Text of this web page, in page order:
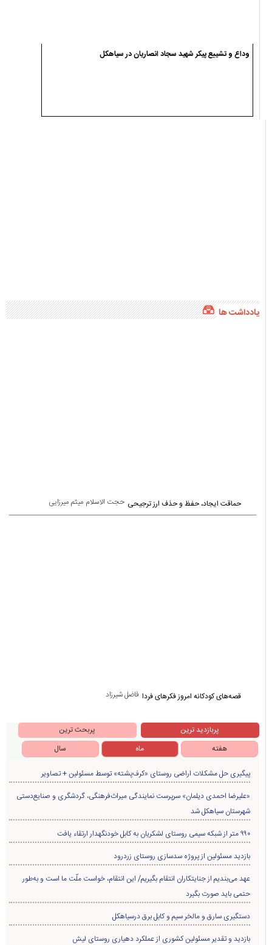
وداع و تشییع پیکر شهید سجاد انصاریان در سیاهکل
یادداشت ها
حجت الاسلام میثم میرزایی حماقت ایجاد، حفظ و حذف ارز ترجیحی
فاضل شیرزاد قصه‌های کودکانه امروز فکرهای فردا
پربازدید ترین
پربحث ترین
هفته
ماه سال
پیگیری حل مشکلات اراضی روستای «کرف‌پشته» توسط مسئولین + تصاویر
«علیرضا احمدی دیلمان» سرپرست نمایندگی میراث‌فرهنگی، گردشگری و صنایع‌دستی
شهرستان سیاهکل شد
۹۹۰ متر از شبکه سیمی روستای لشکریان به کابل خودنگهدار ارتقاء یافت
بازدید مسئولین از پروژه سدسازی روستای زردرود
عهد می‌بندیم از جنایتکاران انتقام بگیریم/ این انتقام، خواست ملّت ما است و به‌طور
حتمی باید صورت بگیرد
دستگیری سارق و مالخر سیم و کابل برق درسیاهکل
بازدید و تقدیر مسئولین کشوری از عملکرد دهیاری روستای لیش